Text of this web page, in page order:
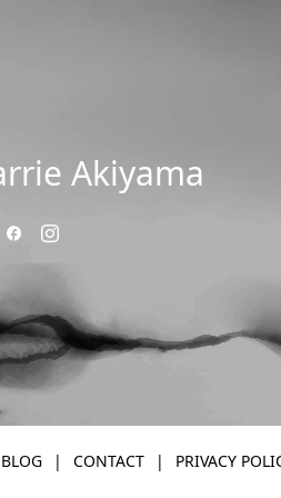
Akiyama
BLOG CONTACT PRIVACY